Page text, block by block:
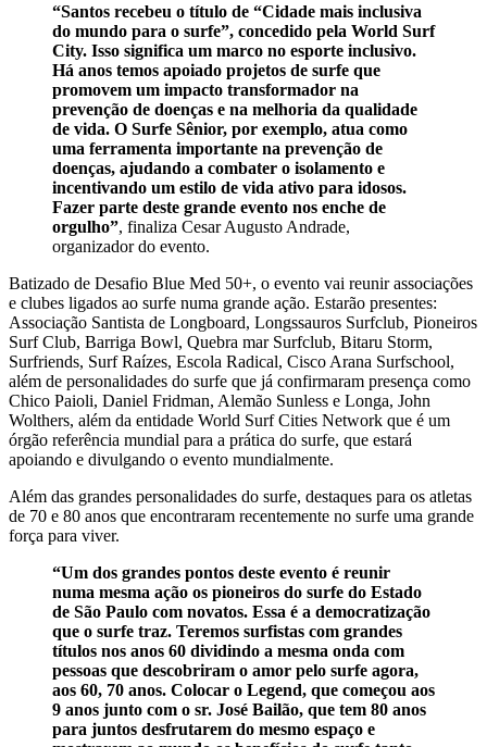
“Santos recebeu o título de “Cidade mais inclusiva
do mundo para o surfe”, concedido pela World Surf
City. Isso significa um marco no esporte inclusivo.
Há anos temos apoiado projetos de surfe que
promovem um impacto transformador na
prevenção de doenças e na melhoria da qualidade
de vida. O Surfe Sênior, por exemplo, atua como
uma ferramenta importante na prevenção de
doenças, ajudando a combater o isolamento e
incentivando um estilo de vida ativo para idosos.
Fazer parte deste grande evento nos enche de
orgulho”, finaliza Cesar Augusto Andrade,
organizador do evento.
Batizado de Desafio Blue Med 50+, o evento vai reunir associações
e clubes ligados ao surfe numa grande ação. Estarão presentes:
Associação Santista de Longboard, Longssauros Surfclub, Pioneiros
Surf Club, Barriga Bowl, Quebra mar Surfclub, Bitaru Storm,
Surfriends, Surf Raízes, Escola Radical, Cisco Arana Surfschool,
além de personalidades do surfe que já confirmaram presença como
Chico Paioli, Daniel Fridman, Alemão Sunless e Longa, John
Wolthers, além da entidade World Surf Cities Network que é um
órgão referência mundial para a prática do surfe, que estará
apoiando e divulgando o evento mundialmente.
Além das grandes personalidades do surfe, destaques para os atletas
de 70 e 80 anos que encontraram recentemente no surfe uma grande
força para viver.
“Um dos grandes pontos deste evento é reunir
numa mesma ação os pioneiros do surfe do Estado
de São Paulo com novatos. Essa é a democratização
que o surfe traz. Teremos surfistas com grandes
títulos nos anos 60 dividindo a mesma onda com
pessoas que descobriram o amor pelo surfe agora,
aos 60, 70 anos. Colocar o Legend, que começou aos
9 anos junto com o sr. José Bailão, que tem 80 anos
para juntos desfrutarem do mesmo espaço e